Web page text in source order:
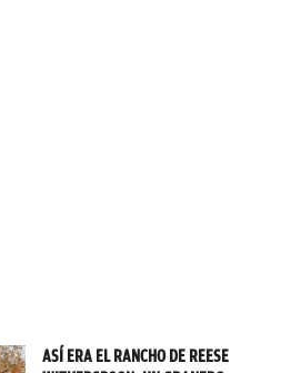
ASÍ ERA EL RANCHO DE REESE